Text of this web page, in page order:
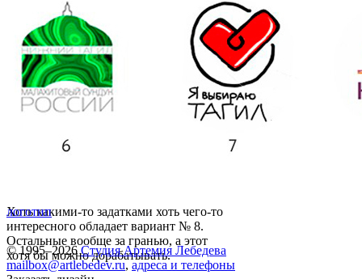
Хоть какими-то задатками хоть чего-то
интересного обладает вариант № 8.
Остальные вообще за гранью, а этот
хотя бы можно дорабатывать.
логотип
© 1995–2026 Студия Артемия Лебедева
mailbox@artlebedev.ru, адреса и телефоны